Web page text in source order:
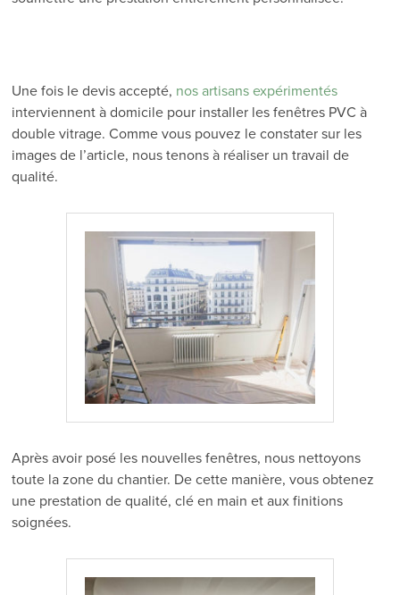
Une fois le devis accepté, nos artisans expérimentés
interviennent à domicile pour installer les fenêtres PVC à
double vitrage. Comme vous pouvez le constater sur les
images de l’article, nous tenons à réaliser un travail de
qualité.
Après avoir posé les nouvelles fenêtres, nous nettoyons
toute la zone du chantier. De cette manière, vous obtenez
une prestation de qualité, clé en main et aux finitions
soignées.